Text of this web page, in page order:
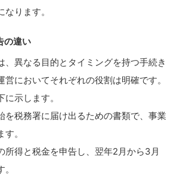
ります。
の違い
、異なる目的とタイミングを持つ手続き
営においてそれぞれの役割は明確です。
示します。
を税務署に届け出るための書類で、事業
。
所得と税金を申告し、翌年2月から3月